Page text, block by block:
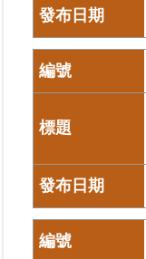
各
室
電
話
政
網
站
資
料
開